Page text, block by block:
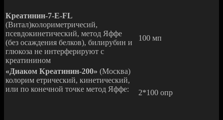
Креатинин-7-E-FL
(Витал)колориметричесий,
псевдокинетический, метод Яффе
(без осаждения белков), билирубин и
глюкоза не интерферируют с
креатинином
100 мп
«Диаком Креатинин-200» (Москва)
колорим етрический, кинетический,
или по конечной точке метод Яффе:
2*100 опр